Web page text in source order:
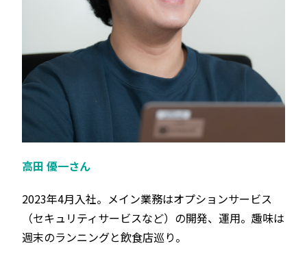
高田 優一‬‬さん
2023年4月入社。メイン業務はオプションサービス
（セキュリティサービスなど）の開発、運用‬‬。趣味‬は
週末のランニングと飲食店巡り。‬